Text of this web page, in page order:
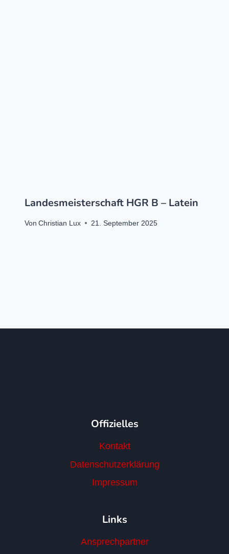
Landesmeisterschaft HGR B – Latein
Von Christian Lux 21. September 2025
Offizielles
Kontakt
Datenschutzerklärung
Impressum
Links
Ansprechpartner